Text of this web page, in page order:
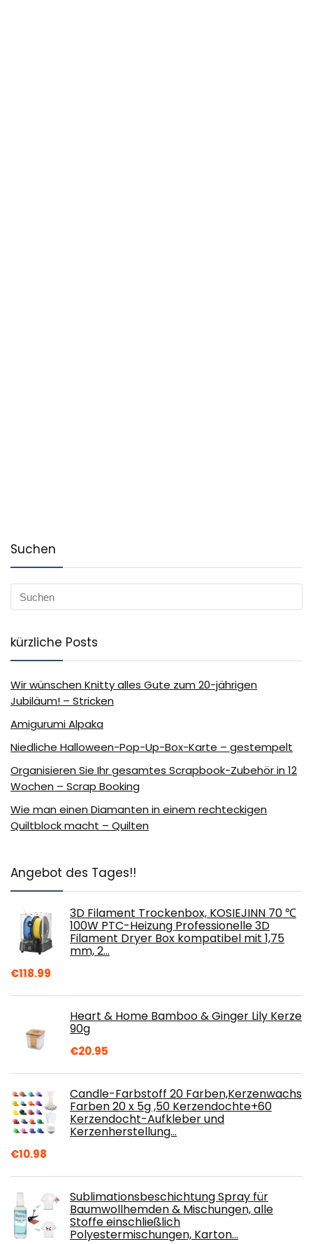
Suchen
kürzliche Posts
Wir wünschen Knitty alles Gute zum 20-jährigen
Jubiläum! – Stricken
Amigurumi Alpaka
Niedliche Halloween-Pop-Up-Box-Karte – gestempelt
Organisieren Sie Ihr gesamtes Scrapbook-Zubehör in 12
Wochen – Scrap Booking
Wie man einen Diamanten in einem rechteckigen
Quiltblock macht – Quilten
Angebot des Tages!!
3D Filament Trockenbox, KOSIEJINN 70 ℃
100W PTC-Heizung Professionelle 3D
Filament Dryer Box kompatibel mit 1,75
mm, 2…
€118.99
Heart & Home Bamboo & Ginger Lily Kerze
90g
€20.95
Candle-Farbstoff 20 Farben,Kerzenwachs
Farben 20 x 5g ,50 Kerzendochte+60
Kerzendocht-Aufkleber und
Kerzenherstellung…
€10.98
Sublimationsbeschichtung Spray für
Baumwollhemden & Mischungen, alle
Stoffe einschließlich
Polyestermischungen, Karton…